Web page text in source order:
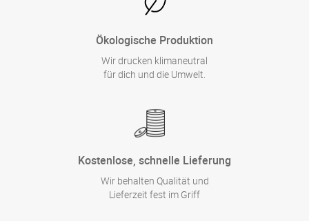
Ökologische Produktion
Wir drucken klimaneutral
für dich und die Umwelt.
Kostenlose, schnelle Lieferung
Wir behalten Qualität und
Lieferzeit fest im Griff